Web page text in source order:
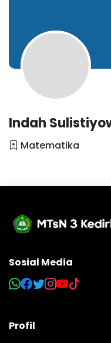
Indah
Matematika
Sosial Media
Profil